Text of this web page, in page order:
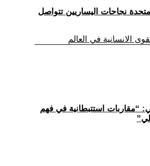
الانسانية في العالم
“مقاربات استتبطانية في فهم